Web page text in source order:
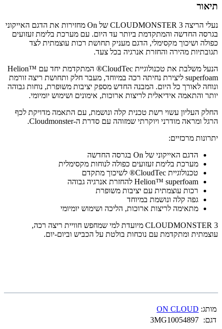
תיאור
נעלי הריצה CLOUDMONSTER 3 של On מחזירות את הדגם האייקוני
בגרסה החדשה והמתקדמת ביותר עד היום. עם מערכת בלימת זעזועים
כפולה ושיכוך מקסימלי, הדגם מעניק תחושת רכות עוצמתית לצד
תגובתיות מהירה והחזרת אנרגיה בכל צעד.
הנעל משלבת את טכנולוגיית CloudTec® המתקדמת יחד עם Helion™
superfoam ליצירת נחיתה רכה במיוחד, מעבר חלק ותחושת ריצה זורמת
ונוחה לאורך כל היום. המבנה החדש מספק יציבות משופרת, נוחות גבוהה
יותר והתאמה אידיאלית לריצות ארוכות, אימונים ושימוש יומיומי.
החלק העליון עשוי רשת טכנית קלה ונושמת, עם התאמה מדויקת לכף
הרגל ומראה מודרני ויוקרתי שמזוהה עם סדרת ה-Cloudmonster.
יתרונות מרכזיים:
הדגם האייקוני של On בגרסה החדשה
מערכת בלימת זעזועים כפולה לנוחות מקסימלית
טכנולוגיית CloudTec® לשיכוך מתקדם
Helion™ superfoam להחזרת אנרגיה גבוהה
רכות עוצמתית עם יציבות משופרת
גפה קלה ונושמת במיוחד
מתאימה לריצות ארוכות, הליכה ושימוש יומיומי
CLOUDMONSTER 3 מיועדת למי שמחפש חוויית ריצה רכה,
עוצמתית ומתקדמת עם נוכחות בולטת על הכביש וביום-יום.
מותג: ON CLOUD
דגם: 3MG10054897